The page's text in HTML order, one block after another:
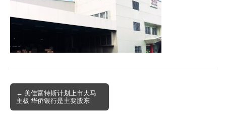
Post
navigation
← 美佳富特斯计划上市大马
主板 华侨银行是主要股东